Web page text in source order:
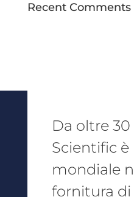
Recent Comments
Da oltre
Scientific è
mondiale
fornitura di